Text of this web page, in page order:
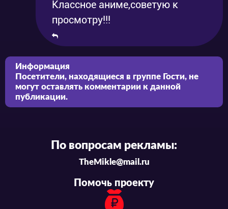
Классное аниме,советую к
просмотру!!!
Информация
Посетители, находящиеся в группе Гости, не
могут оставлять комментарии к данной
публикации.
По вопросам рекламы:
TheMikle@mail.ru
Помочь проекту